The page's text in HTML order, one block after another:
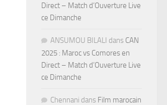
Direct – Match d’Ouverture Live
ce Dimanche
ANSUMOU BILALI dans CAN
2025 : Maroc vs Comores en
Direct – Match d’Ouverture Live
ce Dimanche
Chennani dans Film marocain